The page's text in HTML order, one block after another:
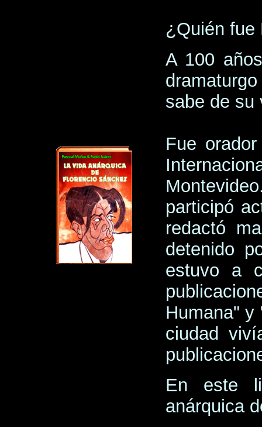
¿Quién fue
A 100
sabe de su
Fue
participó
redactó
detenido
estuvo a
Humana" y
ciudad
En este
anárquica